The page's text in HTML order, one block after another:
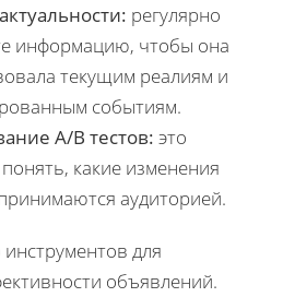
регулярно
информацию, чтобы она
текущим реалиям и
событиям.
A/B тестов: это
какие изменения
аудиторией.
для
объявлений.